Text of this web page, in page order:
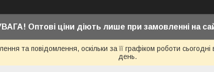
Оптові ціни діють лише при замовленні на
та повідомлення, оскільки за її графіком роботи
день.